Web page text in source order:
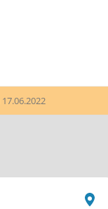
17.06.2022